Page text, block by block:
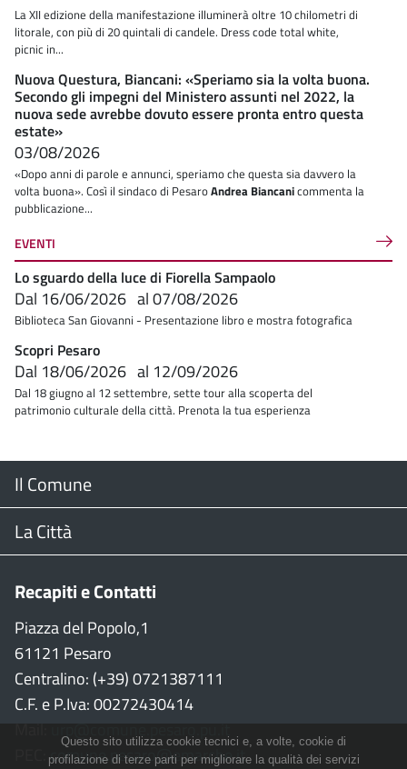
La XII edizione della manifestazione illuminerà oltre 10 chilometri di
litorale, con più di 20 quintali di candele. Dress code total white,
picnic in...
Nuova Questura, Biancani: «Speriamo sia la volta buona.
Secondo gli impegni del Ministero assunti nel 2022, la
nuova sede avrebbe dovuto essere pronta entro questa
estate»
03/08/2026
«Dopo anni di parole e annunci, speriamo che questa sia davvero la
volta buona». Così il sindaco di PesaroAndrea Biancanicommenta la
pubblicazione...
EVENTI
Lo sguardo della luce di Fiorella Sampaolo
Dal 16/06/2026 al07/08/2026
Biblioteca San Giovanni - Presentazione libro e mostra fotografica
Scopri Pesaro
Dal 18/06/2026 al 12/09/2026
Dal 18 giugno al 12 settembre, sette tour alla scoperta del
patrimonio culturale della città. Prenota la tua esperienza
Menu
Footer
Il Comune
Il Sindaco
Consiglio Comunale
CON
Garante persone con disabilità
Richiesta sale e patrocinio
La Città
Stradario
WiFi
Città della Musica
Città della Bicicletta
Recapiti e Contatti
Piazza del Popolo,1
61121 Pesaro
Centralino: (+39) 0721387111
C.F. e P.Iva: 00272430414
Mail:urp@comune.pesaro.pu.it
PEC:comune.pesaro@emarche.it
Questo sito utilizza cookie tecnici e, a volte, cookie di
profilazione di terze parti per migliorare la qualità dei servizi